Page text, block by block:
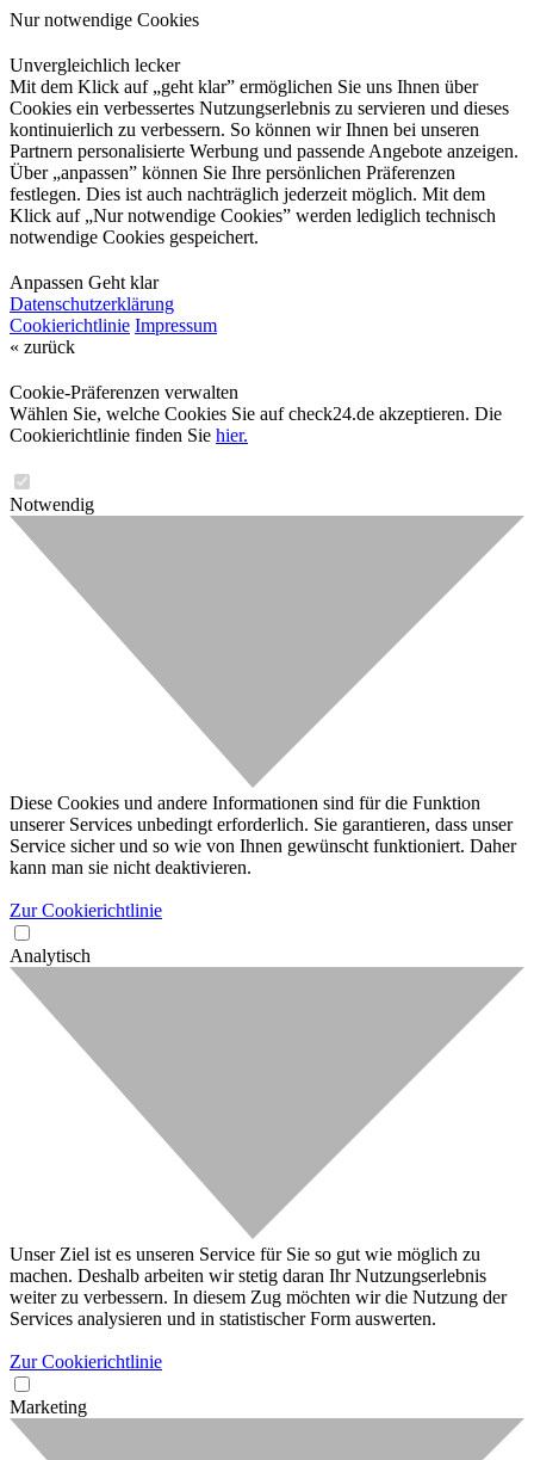
Nur notwendige Cookies
Unvergleichlich lecker
Mit dem Klick auf „geht klar” ermöglichen Sie uns Ihnen über
Cookies ein verbessertes Nutzungserlebnis zu servieren und dieses
kontinuierlich zu verbessern. So können wir Ihnen bei unseren
Partnern personalisierte Werbung und passende Angebote anzeigen.
Über „anpassen” können Sie Ihre persönlichen Präferenzen
festlegen. Dies ist auch nachträglich jederzeit möglich. Mit dem
Klick auf „Nur notwendige Cookies” werden lediglich technisch
notwendige Cookies gespeichert.
Anpassen Geht klar
Datenschutzerklärung
Cookierichtlinie Impressum
« zurück
Cookie-Präferenzen verwalten
Wählen Sie, welche Cookies Sie auf check24.de akzeptieren. Die
Cookierichtlinie finden Sie hier.
Notwendig
Diese Cookies und andere Informationen sind für die Funktion
unserer Services unbedingt erforderlich. Sie garantieren, dass unser
Service sicher und so wie von Ihnen gewünscht funktioniert. Daher
kann man sie nicht deaktivieren.
Zur Cookierichtlinie
Analytisch
Unser Ziel ist es unseren Service für Sie so gut wie möglich zu
machen. Deshalb arbeiten wir stetig daran Ihr Nutzungserlebnis
weiter zu verbessern. In diesem Zug möchten wir die Nutzung der
Services analysieren und in statistischer Form auswerten.
Zur Cookierichtlinie
Marketing